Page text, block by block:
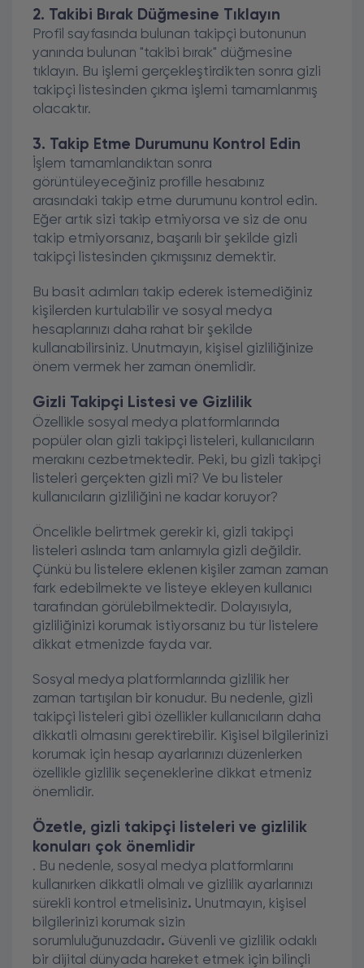
2. Takibi Bırak Düğmesine Tıklayın
Profil sayfasında bulunan takipçi butonunun
yanında bulunan "takibi bırak" düğmesine
tıklayın. Bu işlemi gerçekleştirdikten sonra gizli
takipçi listesinden çıkma işlemi tamamlanmış
olacaktır.
3. Takip Etme Durumunu Kontrol Edin
İşlem tamamlandıktan sonra
görüntüleyeceğiniz profille hesabınız
arasındaki takip etme durumunu kontrol edin.
Eğer artık sizi takip etmiyorsa ve siz de onu
takip etmiyorsanız, başarılı bir şekilde gizli
takipçi listesinden çıkmışsınız demektir.
Bu basit adımları takip ederek istemediğiniz
kişilerden kurtulabilir ve sosyal medya
hesaplarınızı daha rahat bir şekilde
kullanabilirsiniz. Unutmayın, kişisel gizliliğinize
önem vermek her zaman önemlidir.
Gizli Takipçi Listesi ve Gizlilik
Özellikle sosyal medya platformlarında
popüler olan gizli takipçi listeleri, kullanıcıların
merakını cezbetmektedir. Peki, bu gizli takipçi
listeleri gerçekten gizli mi? Ve bu listeler
kullanıcıların gizliliğini ne kadar koruyor?
Öncelikle belirtmek gerekir ki, gizli takipçi
listeleri aslında tam anlamıyla gizli değildir.
Çünkü bu listelere eklenen kişiler zaman zaman
fark edebilmekte ve listeye ekleyen kullanıcı
tarafından görülebilmektedir. Dolayısıyla,
gizliliğinizi korumak istiyorsanız bu tür listelere
dikkat etmenizde fayda var.
Sosyal medya platformlarında gizlilik her
zaman tartışılan bir konudur. Bu nedenle, gizli
takipçi listeleri gibi özellikler kullanıcıların daha
dikkatli olmasını gerektirebilir. Kişisel bilgilerinizi
korumak için hesap ayarlarınızı düzenlerken
özellikle gizlilik seçeneklerine dikkat etmeniz
önemlidir.
Özetle, gizli takipçi listeleri ve gizlilik
konuları çok önemlidir
. Bu nedenle, sosyal medya platformlarını
kullanırken dikkatli olmalı ve gizlilik ayarlarınızı
sürekli kontrol etmelisiniz. Unutmayın, kişisel
bilgilerinizi korumak sizin
sorumluluğunuzdadır. Güvenli ve gizlilik odaklı
bir dijital dünyada hareket etmek için bilinçli